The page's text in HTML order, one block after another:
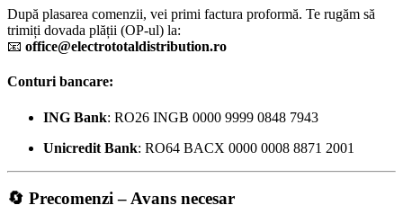
După plasarea comenzii, vei primi factura proformă. Te rugăm să
trimiți dovada plății (OP-ul) la:
📧 office@electrototaldistribution.ro
Conturi bancare:
ING Bank: RO26 INGB 0000 9999 0848 7943
Unicredit Bank: RO64 BACX 0000 0008 8871 2001
🔄 Precomenzi – Avans necesar